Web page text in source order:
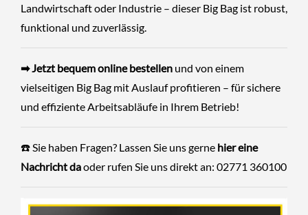
Landwirtschaft oder Industrie – dieser Big Bag ist robust,
funktional und zuverlässig.
➡ Jetzt bequem online bestellen und von einem
vielseitigen Big Bag mit Auslauf profitieren – für sichere
und effiziente Arbeitsabläufe in Ihrem Betrieb!
☎️ Sie haben Fragen? Lassen Sie uns gerne hier eine
Nachricht daoder rufen Sie uns direkt an: 02771 360100